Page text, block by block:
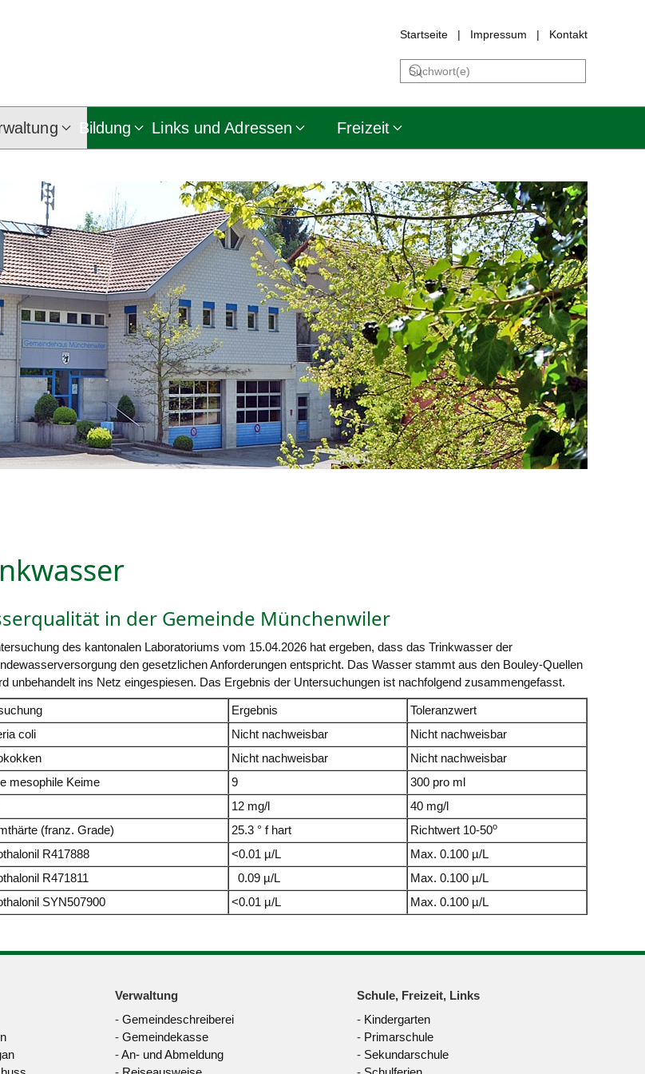
Startseite | Impressum | Kontakt
Bildung Links und Adressen Freizeit
in der Gemeinde Münchenwiler
des kantonalen Laboratoriums vom 15.04.2026 hat ergeben, dass das Trinkwasser der
den gesetzlichen Anforderungen entspricht. Das Wasser stammt aus den Bouley-Quellen
unbehandelt ins Netz eingespiesen. Das Ergebnis der Untersuchungen ist nachfolgend zusammengefasst.
Ergebnis
Toleranzwert
coli
Nicht nachweisbar
Nicht nachweisbar
Nicht nachweisbar
Nicht nachweisbar
mesophile Keime
9
300 pro ml
12 mg/l
40 mg/l
(franz. Grade)
25.3 ° f hart Richtwert 10-50o
R417888 <0.01 µ/L
Max. 0.100 µ/L
R471811
0.09 µ/L
Max. 0.100 µ/L
SYN507900
<0.01 µ/L Max. 0.100 µ/L
Verwaltung
- Gemeindeschreiberei
- Gemeindekasse
-An- und Abmeldung
Schule, Freizeit, Links
- Kindergarten
- Primarschule
- Sekundarschule